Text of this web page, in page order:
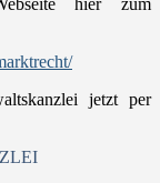
hier zum
jetzt per